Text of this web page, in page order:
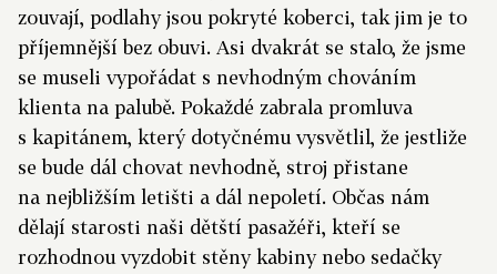
zouvají, podlahy jsou pokryté koberci, tak jim je to
příjemnější bez obuvi. Asi dvakrát se stalo, že jsme
se museli vypořádat s nevhodným chováním
klienta na palubě. Pokaždé zabrala promluva
s kapitánem, který dotyčnému vysvětlil, že jestliže
se bude dál chovat nevhodně, stroj přistane
na nejbližším letišti a dál nepoletí. Občas nám
dělají starosti naši dětští pasažéři, kteří se
rozhodnou vyzdobit stěny kabiny nebo sedačky